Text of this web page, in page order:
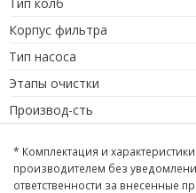
Корпус фильтра
Тип насоса
Этапы очистки
Производ-сть
* Комплектация и
производителем без
ответственности за внесенные